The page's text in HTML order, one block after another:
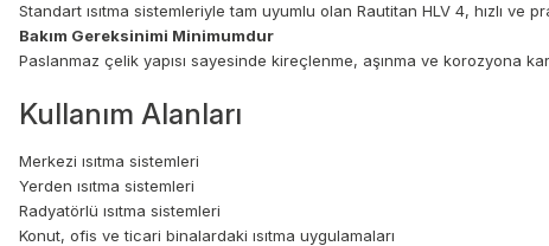
Standart ısıtma sistemleriyle tam uyumlu olan Rautitan HLV 4, hızlı
Bakım Gereksinimi Minimumdur
Paslanmaz çelik yapısı sayesinde kireçlenme, aşınma ve korozyona
Kullanım Alanları
Merkezi ısıtma sistemleri
Yerden ısıtma sistemleri
Radyatörlü ısıtma sistemleri
Konut, ofis ve ticari binalardaki ısıtma uygulamaları